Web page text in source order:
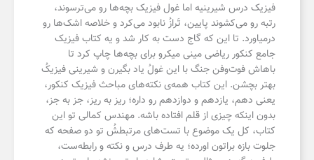
فیزیک درس شیرینیه اما غول فیزیک بچه‌­ها رو می‌ترسوند،
رتبه رو می‌کشوند پایین، تَرازُ نابود می‌کرد و خلاصه اشک­‌ها رو
در‌میاورد. تا این که گاج دست به کار شد و یه کتاب فیزیک
جامع کنکور ریاضی مینی میکرو برای بچه­‌ها چاپ کرد تا
باهاش فوت‌و‌فن جنگ با این غولُ یاد بگیرن و شیرینی فیزیکُ
بهتر بچشن. این کتاب همه‌ی نکته‌های مباحث فیزیک کنکور،
یعنی دهم، یازدهم و دوازدهم رو داره؛ ریز به ریز، جز به جز،
بدون اینکه چیزی از قلم افتاده باشه. مهندس کمالی تو این
کتاب، کل یک موضوع با تست‌­های مرتبطشُ تو دو صفحه که
جلوت بازه براتون اورده؛ یه طرف درس و نکته و رابطه‌ست،